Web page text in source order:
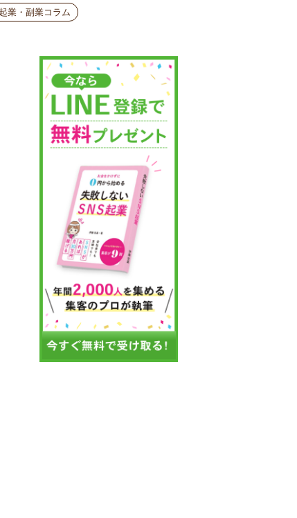
起業・副業コラム